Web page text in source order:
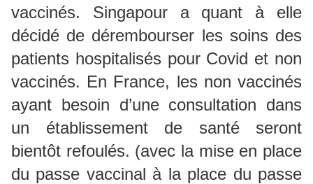
vaccinés. Singapour a quant à elle
décidé de dérembourser les soins des
patients hospitalisés pour Covid et non
vaccinés. En France, les non vaccinés
ayant besoin d’une consultation dans
un établissement de santé seront
bientôt refoulés. (avec la mise en place
du passe vaccinal à la place du passe